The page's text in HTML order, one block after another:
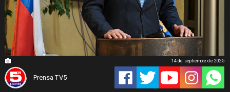
Prensa TV5
14 de septiembre de 2025